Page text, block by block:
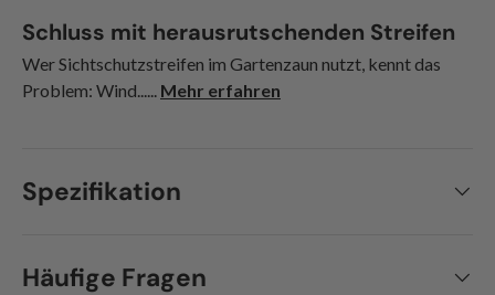
Schluss mit herausrutschenden Streifen
Wer Sichtschutzstreifen im Gartenzaun nutzt, kennt das
Problem: Wind...... Mehr erfahren
Spezifikation
Häufige Fragen